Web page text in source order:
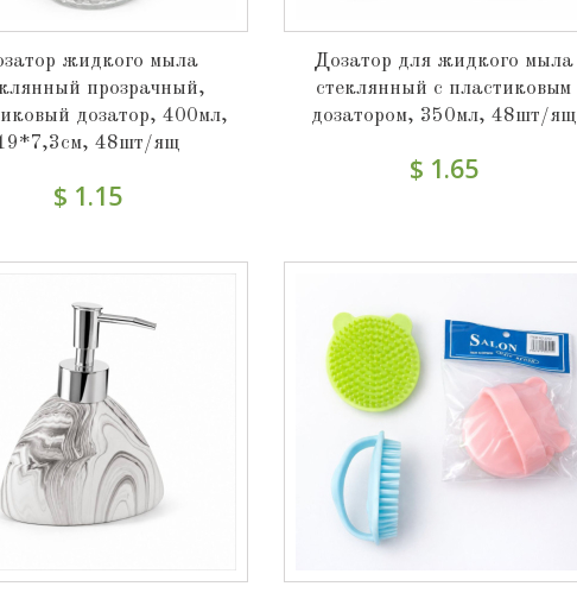
жидкого мыла
прозрачный,
дозатор, 400мл,
48шт/ящ
$ 1.15
Дозатор для жидкого мыла
стеклянный с пластиковым
дозатором, 350мл, 48шт/ящ
$ 1.65